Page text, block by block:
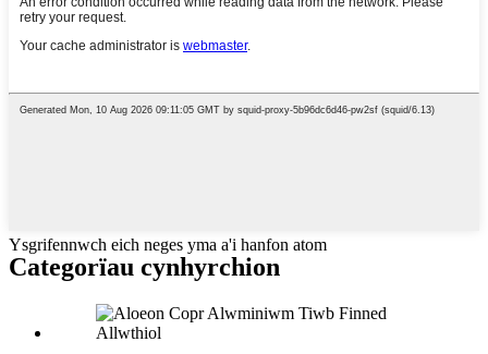
Ysgrifennwch eich neges yma a'i hanfon atom
Categorïau cynhyrchion